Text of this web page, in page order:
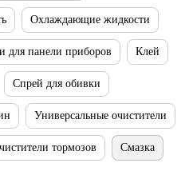
Охлаждающие жидкости
для панели приборов Клей
Спрей для обивки
Универсальные очистители
тормозов Смазка